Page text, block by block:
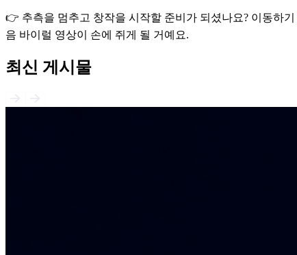
👉 추측을 멈추고 창작을 시작할 준비가 되셨나요? 이동하기
음 바이럴 영상이 손에 쥐게 될 거예요.
최신 게시물